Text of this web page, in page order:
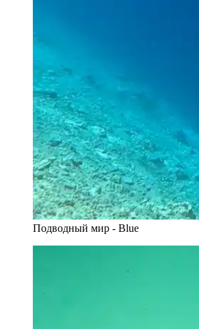
Подводный мир - Blue